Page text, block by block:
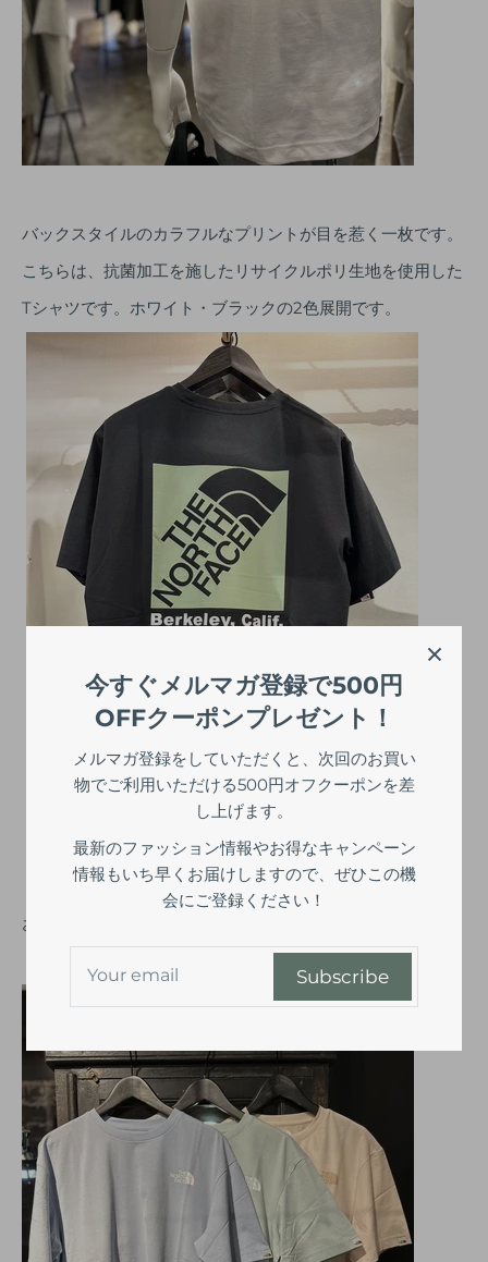
バックスタイルのカラフルなプリントが目を惹く一枚です。
こちらは、抗菌加工を施したリサイクルポリ生地を使用した
Tシャツです。ホワイト・ブラックの2色展開です。
お次は、「DELUZ S/S R/TEE」￥8,800
今すぐメルマガ登録で500円
OFFクーポンプレゼント！
メルマガ登録をしていただくと、次回のお買い
物でご利用いただける500円オフクーポンを差
し上げます。
最新のファッション情報やお得なキャンペーン
情報もいち早くお届けしますので、ぜひこの機
会にご登録ください！
Subscribe